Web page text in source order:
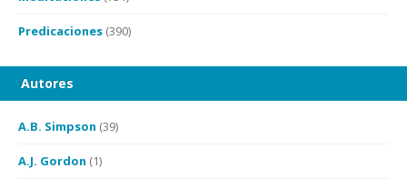
Predicaciones (390)
Autores
A.B. Simpson (39)
A.J. Gordon (1)